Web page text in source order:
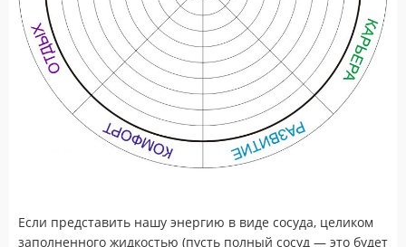
Если представить нашу энергию в виде сосуда, целиком
заполненного жидкостью (пусть полный сосуд — это будет